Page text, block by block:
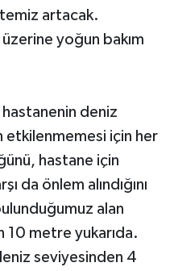
artacak.
yoğun bakım
deniz
etkilenmemesi için her
hastane için
da önlem alındığını
alan
10 metre yukarıda.
seviyesinden 4